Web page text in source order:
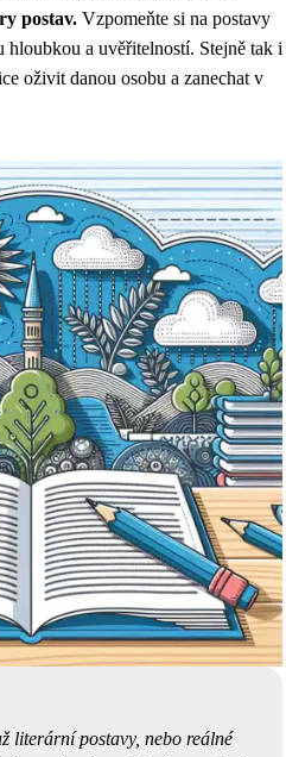
postav. Vzpomeňte si na postavy
a uvěřitelností. Stejně tak i
oživit danou osobu a zanechat v
literární postavy, nebo reálné